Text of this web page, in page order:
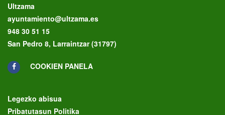
Ultzama
ayuntamiento@ultzama.es
948 30 51 15
San Pedro 8, Larraintzar (31797)
COOKIEN PANELA
Legezko abisua
Pribatutasun Politika